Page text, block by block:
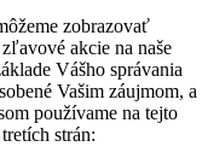
zobrazovať
akcie na naše
Vášho správania
Vašim záujmom, a
používame na tejto
strán: